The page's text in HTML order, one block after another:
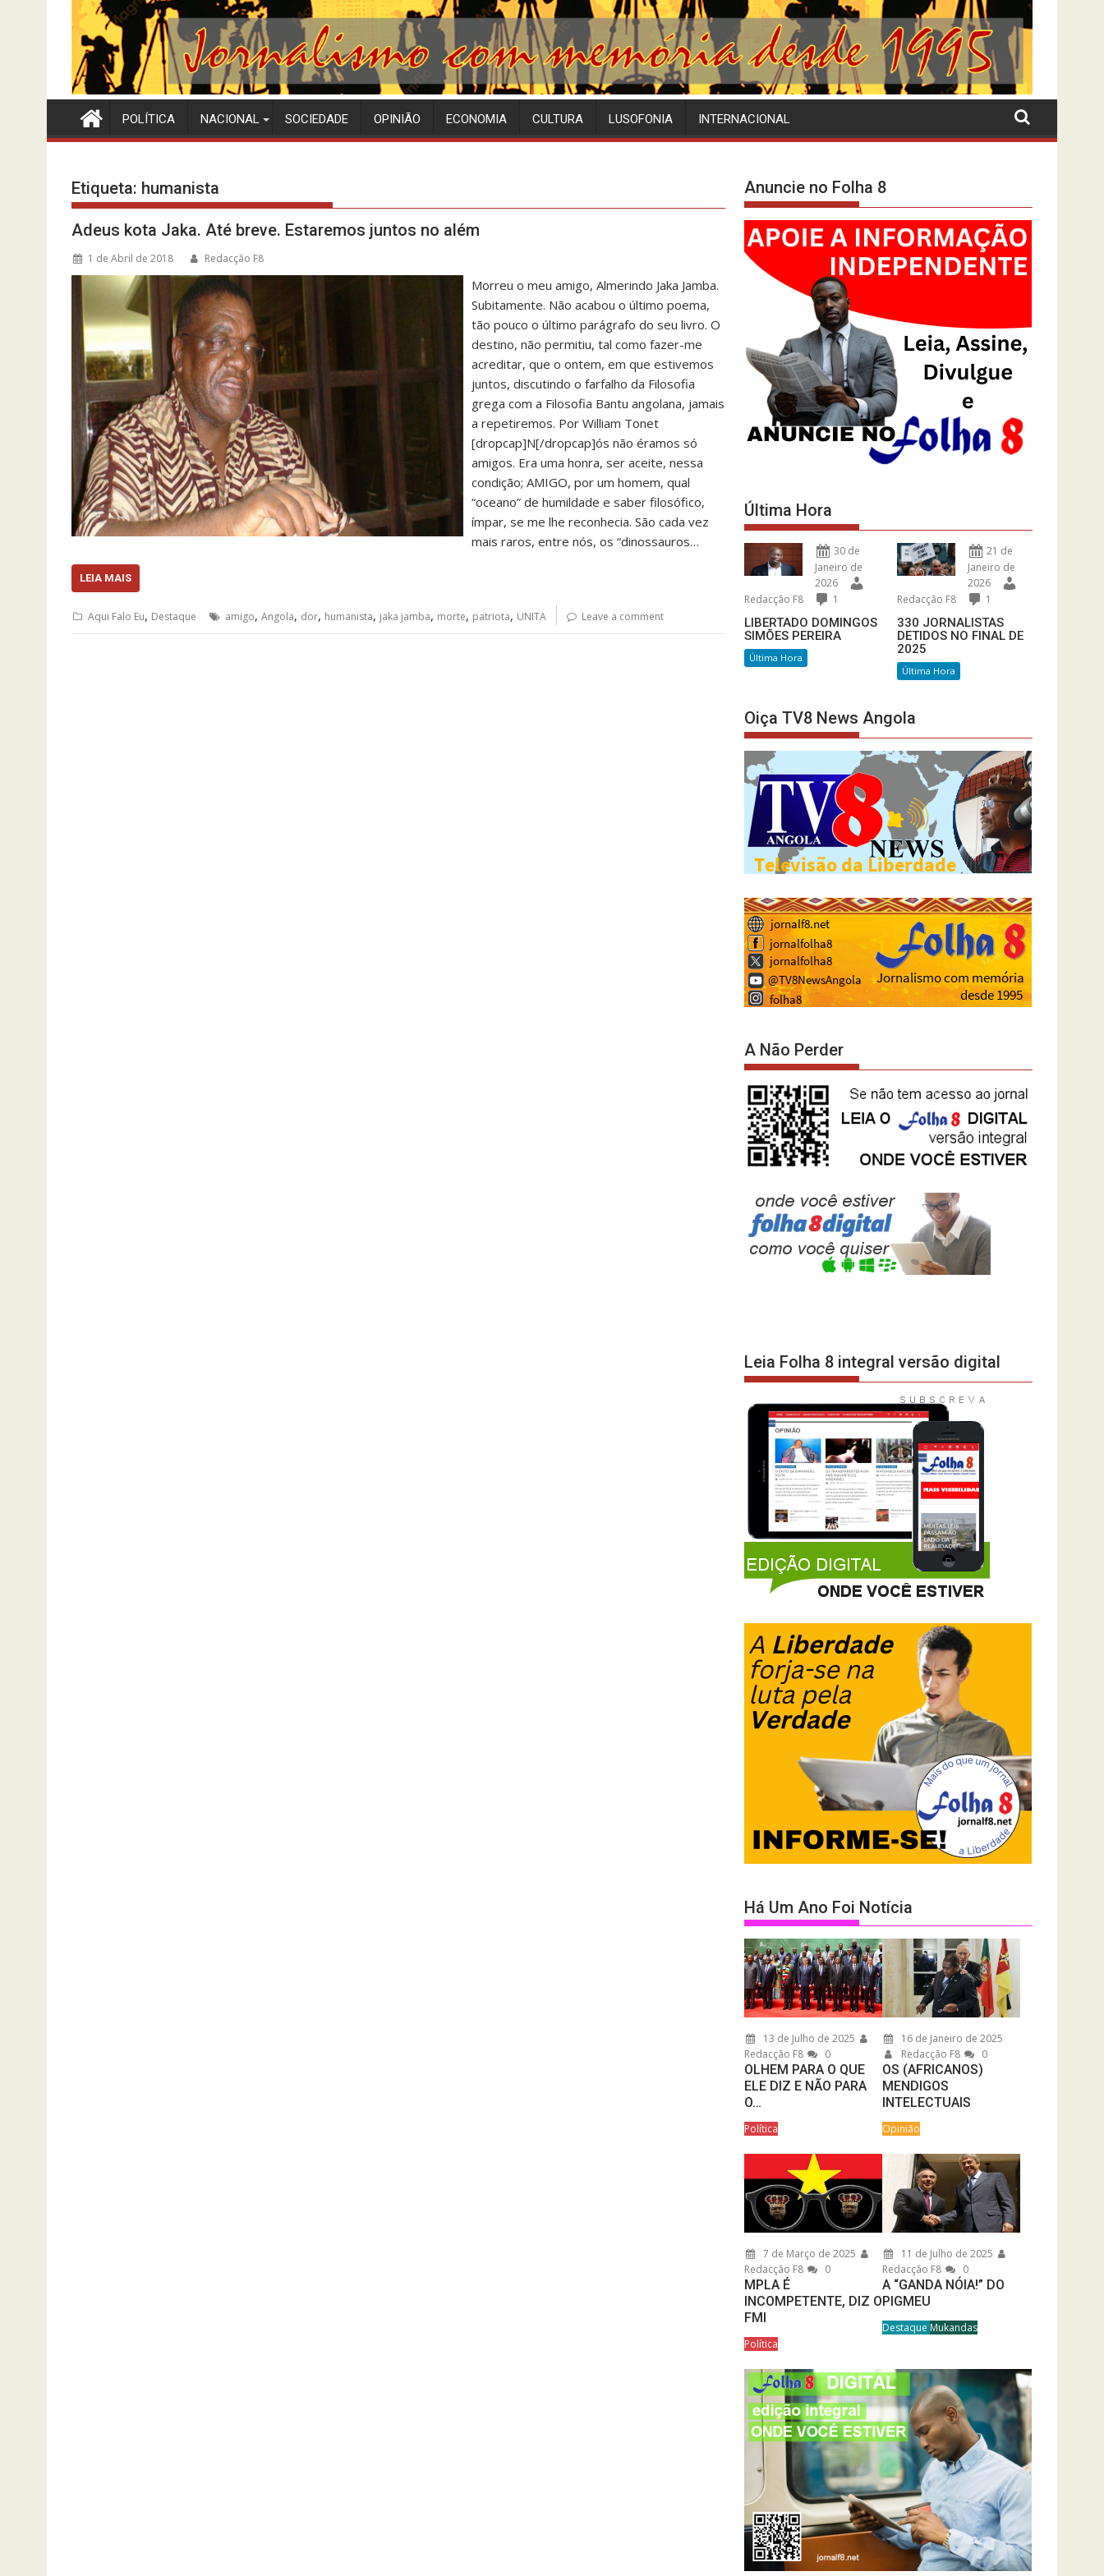
POLÍTICA NACIONAL SOCIEDADE OPINIÃO ECONOMIA CULTURA LUSOFONIA INTERNACIONAL
Etiqueta: humanista
Adeus kota Jaka. Até breve. Estaremos juntos no além
1 de Abril de 2018 Redacção F8
Morreu o meu amigo, Almerindo Jaka Jamba.
Subitamente. Não acabou o último poema,
tão pouco o último parágrafo do seu livro. O
destino, não permitiu, tal como fazer-me
acreditar, que o ontem, em que estivemos
juntos, discutindo o farfalho da Filosofia
grega com a Filosofia Bantu angolana, jamais
a repetiremos. Por William Tonet
[dropcap]N[/dropcap]ós não éramos só
amigos. Era uma honra, ser aceite, nessa
condição; AMIGO, por um homem, qual
“oceano” de humildade e saber filosófico,
ímpar, se me lhe reconhecia. São cada vez
mais raros, entre nós, os “dinossauros…
LEIA MAIS
Aqui Falo Eu, Destaque amigo, Angola, dor, humanista, jaka jamba, morte, patriota, UNITA Leave a comment
Anuncie no Folha 8
Última Hora
30 de
Janeiro de
2026
Redacção F8
1
LIBERTADO DOMINGOS
SIMÕES PEREIRA
Última Hora
21 de
Janeiro de
2026
Redacção F8
1
330 JORNALISTAS
DETIDOS NO FINAL DE
2025
Última Hora
Oiça TV8 News Angola
A Não Perder
Leia Folha 8 integral versão digital
Há Um Ano Foi Notícia
13 de Julho de 2025
Redacção F8
0
OLHEM PARA O QUE
ELE DIZ E NÃO PARA
O…
Política
16 de Janeiro de 2025
Redacção F8
0
OS (AFRICANOS)
MENDIGOS
INTELECTUAIS
Opinião
7 de Março de 2025
Redacção F8
0
MPLA É
INCOMPETENTE, DIZ O
FMI
Política
11 de Julho de 2025
Redacção F8
0
A “GANDA NÓIA!” DO
PIGMEU
Destaque Mukandas